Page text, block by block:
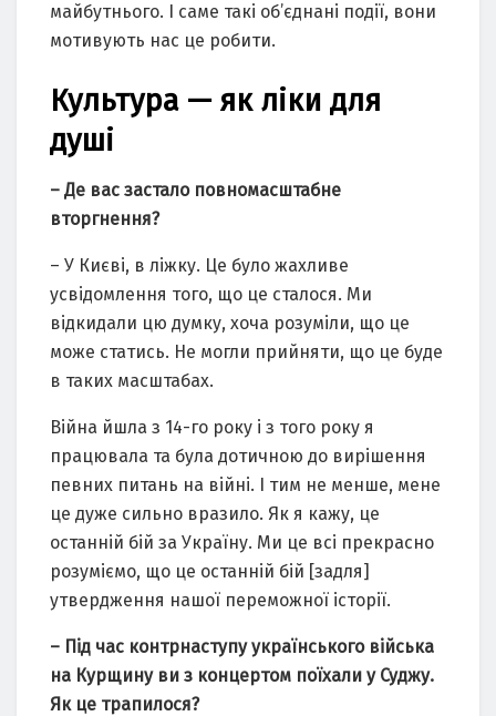
майбутнього. І саме такі об’єднані події, вони
мотивують нас це робити.
Культура — як ліки для
душі
– Де вас застало повномасштабне
вторгнення?
– У Києві, в ліжку. Це було жахливе
усвідомлення того, що це сталося. Ми
відкидали цю думку, хоча розуміли, що це
може статись. Не могли прийняти, що це буде
в таких масштабах.
Війна йшла з 14-го року і з того року я
працювала та була дотичною до вирішення
певних питань на війні. І тим не менше, мене
це дуже сильно вразило. Як я кажу, це
останній бій за Україну. Ми це всі прекрасно
розуміємо, що це останній бій [задля]
утвердження нашої переможної історії.
– Під час контрнаступу українського війська
на Курщину ви з концертом поїхали у Суджу.
Як це трапилося?